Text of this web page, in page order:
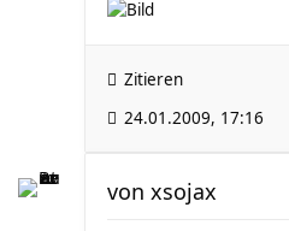
Zitieren
24.01.2009, 17:16
von xsojax